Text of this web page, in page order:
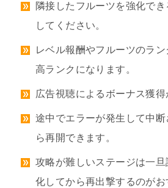
隣接したフルーツを強化で
してください。
レベル報酬やフルーツのラン
高ランクになります。
広告視聴によるボーナス獲得
途中でエラーが発生して中
ら再開できます。
攻略が難しいステージは一
化してから再出撃するのがお